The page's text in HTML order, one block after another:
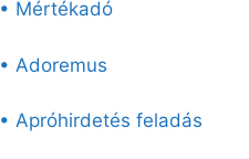
• Mértékadó
• Adoremus
• Apróhirdetés feladás